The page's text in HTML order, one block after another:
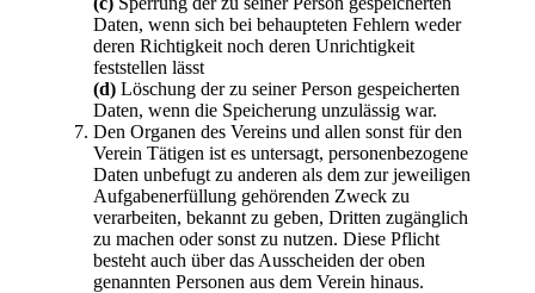
Daten, wenn sich bei behaupteten Fehlern weder
deren Richtigkeit noch deren Unrichtigkeit
feststellen lässt
(d) Löschung der zu seiner Person gespeicherten
Daten, wenn die Speicherung unzulässig war.
Den Organen des Vereins und allen sonst für den
Verein Tätigen ist es untersagt, personenbezogene
Daten unbefugt zu anderen als dem zur jeweiligen
Aufgabenerfüllung gehörenden Zweck zu
verarbeiten, bekannt zu geben, Dritten zugänglich
zu machen oder sonst zu nutzen. Diese Pflicht
besteht auch über das Ausscheiden der oben
genannten Personen aus dem Verein hinaus.